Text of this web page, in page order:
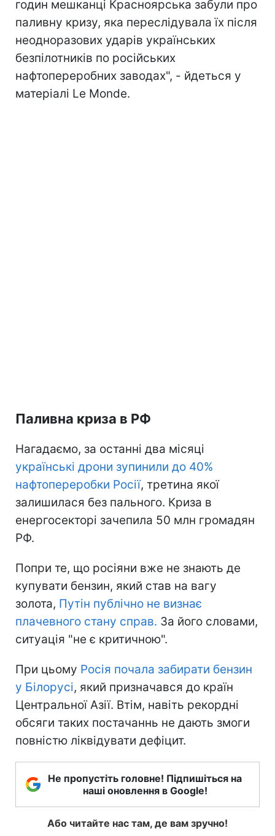
годин мешканці Красноярська забули про
паливну кризу, яка переслідувала їх після
неодноразових ударів українських
безпілотників по російських
нафтопереробних заводах", - йдеться у
матеріалі Le Monde.
Паливна криза в РФ
Нагадаємо, за останні два місяці
українські дрони зупинили до 40%
нафтопереробки Росії, третина якої
залишилася без пального. Криза в
енергосекторі зачепила 50 млн громадян
РФ.
Попри те, що росіяни вже не знають де
купувати бензин, який став на вагу
золота, Путін публічно не визнає
плачевного стану справ. За його словами,
ситуація "не є критичною".
При цьому Росія почала забирати бензин
у Білорусі, який призначався до країн
Центральної Азії. Втім, навіть рекордні
обсяги таких постачаннь не дають змоги
повністю ліквідувати дефіцит.
Не пропустіть головне! Підпишіться на
наші оновлення в Google!
Або читайте нас там, де вам зручно!